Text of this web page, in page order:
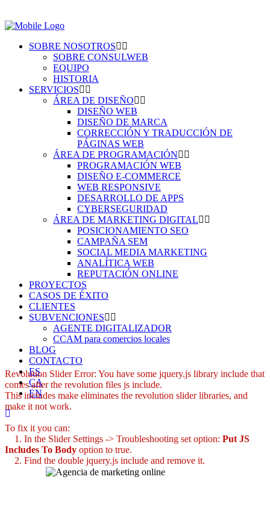
SOBRE NOSOTROS
SOBRE CONSULWEB
EQUIPO
HISTORIA
SERVICIOS
ÁREA DE DISEÑO
DISEÑO WEB
DISEÑO DE MARCA
CORRECCIÓN Y TRADUCCIÓN DE
PÁGINAS WEB
ÁREA DE PROGRAMACIÓN
PROGRAMACIÓN WEB
DISEÑO E-COMMERCE
WEB RESPONSIVE
DESARROLLO DE APPS
CYBERSEGURIDAD
ÁREA DE MARKETING DIGITAL
POSICIONAMIENTO SEO
CAMPAÑA SEM
SOCIAL MEDIA MARKETING
ANALÍTICA WEB
REPUTACIÓN ONLINE
PROYECTOS
CASOS DE ÉXITO
CLIENTES
SUBVENCIONES
AGENTE DIGITALIZADOR
CCAM para comercios locales
BLOG
CONTACTO
ES
CA
EN
Revolution Slider Error: You have some jquery.js library include that
comes after the revolution files js include.
This includes make eliminates the revolution slider libraries, and
make it not work.
To fix it you can:
1. In the Slider Settings -> Troubleshooting set option: Put JS
Includes To Body option to true.
2. Find the double jquery.js include and remove it.